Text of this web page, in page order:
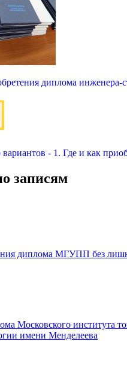
диплома инженера-
вариантов - 1. Где и как
записям
диплома МГУПП без
Московского института
имени Менделеева